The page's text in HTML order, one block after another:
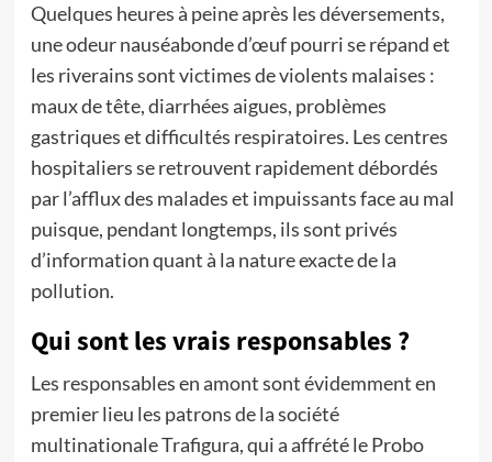
Quelques heures à peine après les déversements,
une odeur nauséabonde d’œuf pourri se répand et
les riverains sont victimes de violents malaises :
maux de tête, diarrhées aigues, problèmes
gastriques et difficultés respiratoires. Les centres
hospitaliers se retrouvent rapidement débordés
par l’afflux des malades et impuissants face au mal
puisque, pendant longtemps, ils sont privés
d’information quant à la nature exacte de la
pollution.
Qui sont les vrais responsables ?
Les responsables en amont sont évidemment en
premier lieu les patrons de la société
multinationale Trafigura, qui a affrété le Probo